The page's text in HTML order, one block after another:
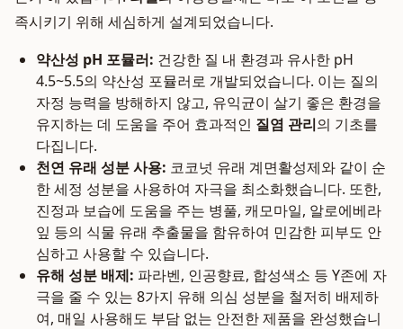
족시키기 위해 세심하게 설계되었습니다.
약산성 pH 포뮬러: 건강한 질 내 환경과 유사한 pH
4.5~5.5의 약산성 포뮬러로 개발되었습니다. 이는 질의
자정 능력을 방해하지 않고, 유익균이 살기 좋은 환경을
유지하는 데 도움을 주어 효과적인 질염 관리의 기초를
다집니다.
천연 유래 성분 사용: 코코넛 유래 계면활성제와 같이 순
한 세정 성분을 사용하여 자극을 최소화했습니다. 또한,
진정과 보습에 도움을 주는 병풀, 캐모마일, 알로에베라
잎 등의 식물 유래 추출물을 함유하여 민감한 피부도 안
심하고 사용할 수 있습니다.
유해 성분 배제: 파라벤, 인공향료, 합성색소 등 Y존에 자
극을 줄 수 있는 8가지 유해 의심 성분을 철저히 배제하
여, 매일 사용해도 부담 없는 안전한 제품을 완성했습니